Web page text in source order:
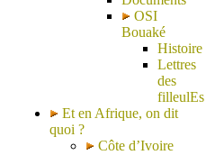
OSI
Bouaké
Histoire
Lettres
des
filleulEs
Et en Afrique, on dit
quoi ?
Côte d’Ivoire